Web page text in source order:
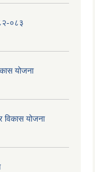
०८३
योजना
योजना